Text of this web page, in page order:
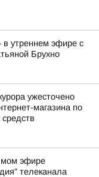
утреннем эфире с
Брухно
ужесточено
магазина по
эфире
телеканала